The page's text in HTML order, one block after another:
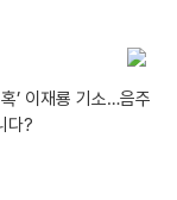
’ 이재룡 기소…음주
다?